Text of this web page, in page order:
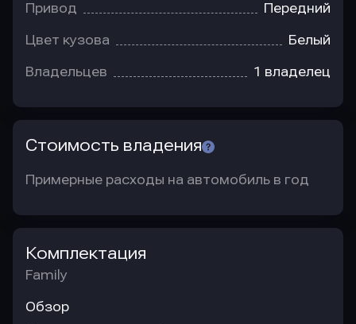
Привод Передний
Цвет кузова Белый
Владельцев 1 владелец
Стоимость владения
Примерные расходы на автомобиль в год
Комплектация
Family
Обзор